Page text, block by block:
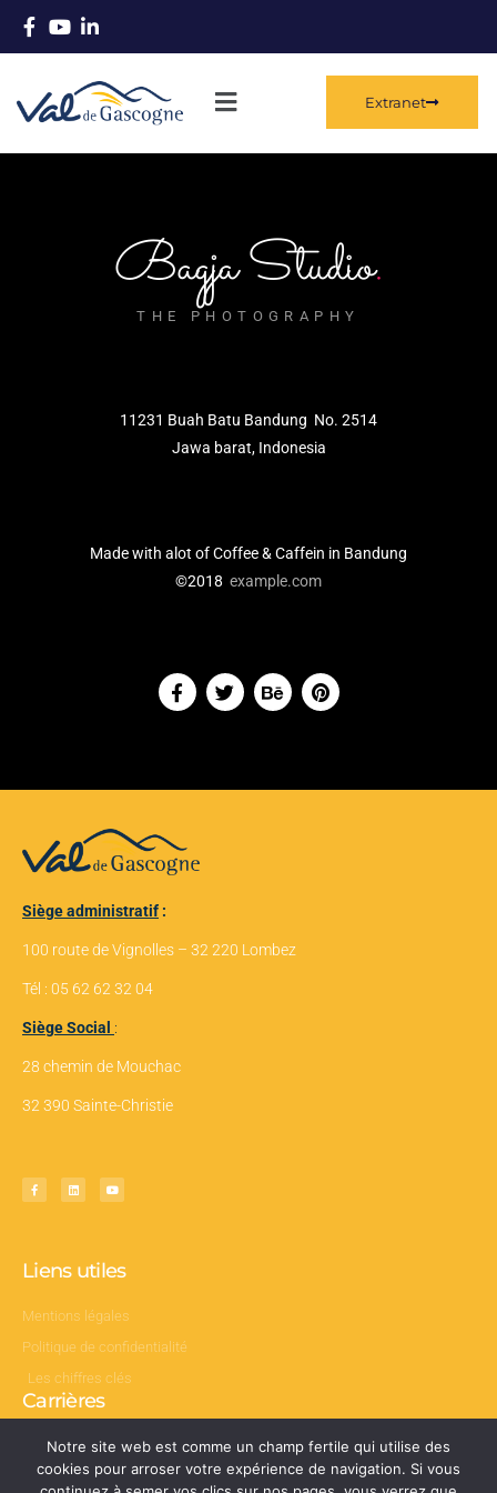
Extranet
Bagja Studio.
THE PHOTOGRAPHY
11231 Buah Batu Bandung No. 2514
Jawa barat, Indonesia
Made with alot of Coffee & Caffein in Bandung
©2018 example.com
Siège administratif :
100 route de Vignolles – 32 220 Lombez
Tél : 05 62 62 32 04
Siège Social :
28 chemin de Mouchac
32 390 Sainte-Christie
Liens utiles
Mentions légales
Politique de confidentialité
Les chiffres clés
Carrières
Nos offres d’emploi
Notre site web est comme un champ fertile qui utilise des
cookies pour arroser votre expérience de navigation. Si vous